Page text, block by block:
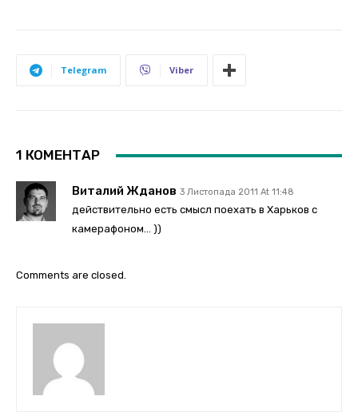
Telegram Viber
1 КОМЕНТАР
Виталий Жданов 3 Листопада 2011 At 11:48
действительно есть смысл поехать в Харьков с
камерафоном… ))
Comments are closed.